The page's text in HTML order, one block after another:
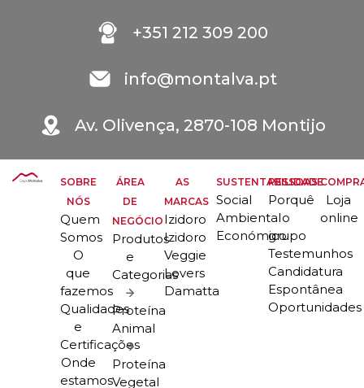
+351 212 309 200
info@montalva.pt
Av. Olivença, 2870-108 Montijo
SOBRE
NÓS
Quem
Somos
O
que
fazemos
Qualidades
e
Certificações
Onde
estamos
ÁREA
DE
NEGÓCIO
Produtos
e
Categorias
Proteína
Animal
Proteína
Vegetal
AS
MARCAS
Izidoro
Izidoro
Veggie
Lovers
Damatta
SUSTENTABILIDADE
Social
Ambiental
Económico
PESSOAS
Porquê
o
grupo
Testemunhos
Candidatura
Espontânea
Oportunidades
Loja
online